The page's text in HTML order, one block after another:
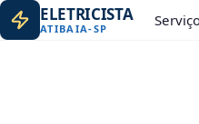
ELETRICISTA
ATIBAIA-SP